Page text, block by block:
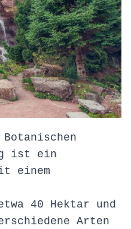
ist ein
einem
40 Hektar und
Arten